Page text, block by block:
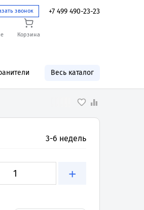
звонок +7 499 490-23-23
Корзина
Весь каталог
3-6 недель
+